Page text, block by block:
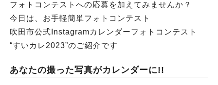
フォトコンテストへの応募を加えてみませんか？
今日は、お手軽簡単フォトコンテスト
吹田市公式Instagramカレンダーフォトコンテスト
“すいカレ2023”のご紹介です
あなたの撮った写真がカレンダーに!!